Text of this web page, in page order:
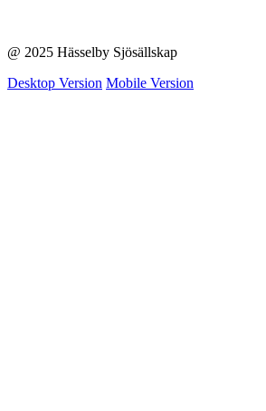
@ 2025 Hässelby Sjösällskap
Desktop Version Mobile Version